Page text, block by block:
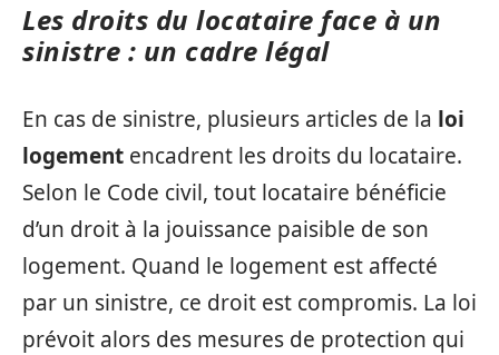
Les droits du locataire face à un
sinistre : un cadre légal
En cas de sinistre, plusieurs articles de la loi
logement encadrent les droits du locataire.
Selon le Code civil, tout locataire bénéficie
d’un droit à la jouissance paisible de son
logement. Quand le logement est affecté
par un sinistre, ce droit est compromis. La loi
prévoit alors des mesures de protection qui